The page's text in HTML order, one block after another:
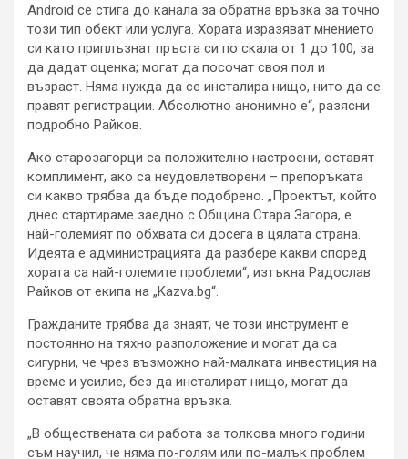
Android се стига до канала за обратна връзка за точно
този тип обект или услуга. Хората изразяват мнението
си като приплъзнат пръста си по скала от 1 до 100, за
да дадат оценка; могат да посочат своя пол и
възраст. Няма нужда да се инсталира нищо, нито да се
правят регистрации. Абсолютно анонимно е“, разясни
подробно Райков.
Ако старозагорци са положително настроени, оставят
комплимент, ако са неудовлетворени – препоръката
си какво трябва да бъде подобрено. „Проектът, който
днес стартираме заедно с Община Стара Загора, е
най-големият по обхвата си досега в цялата страна.
Идеята е администрацията да разбере какви според
хората са най-големите проблеми“, изтъкна Радослав
Райков от екипа на „Kazva.bg“.
Гражданите трябва да знаят, че този инструмент е
постоянно на тяхно разположение и могат да са
сигурни, че чрез възможно най-малката инвестиция на
време и усилие, без да инсталират нищо, могат да
оставят своята обратна връзка.
„В обществената си работа за толкова много години
съм научил, че няма по-голям или по-малък проблем